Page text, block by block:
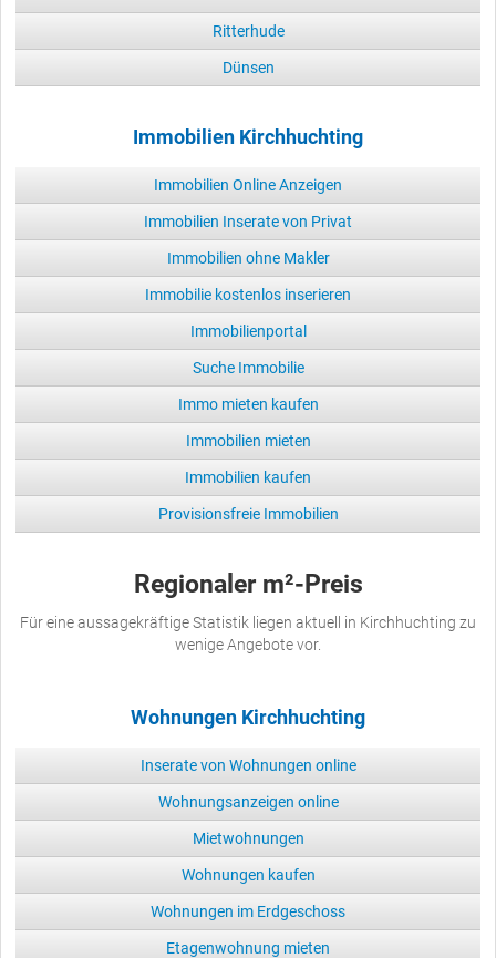
Ritterhude
Dünsen
Immobilien Kirchhuchting
Immobilien Online Anzeigen
Immobilien Inserate von Privat
Immobilien ohne Makler
Immobilie kostenlos inserieren
Immobilienportal
Suche Immobilie
Immo mieten kaufen
Immobilien mieten
Immobilien kaufen
Provisionsfreie Immobilien
Regionaler m²-Preis
Für eine aussagekräftige Statistik liegen aktuell in Kirchhuchting zu
wenige Angebote vor.
Wohnungen Kirchhuchting
Inserate von Wohnungen online
Wohnungsanzeigen online
Mietwohnungen
Wohnungen kaufen
Wohnungen im Erdgeschoss
Etagenwohnung mieten